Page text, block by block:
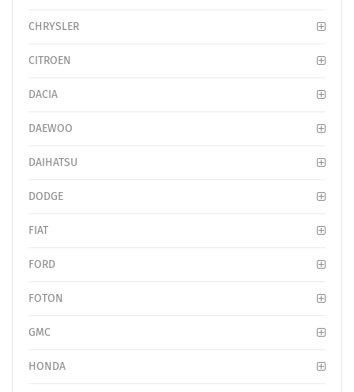
CHRYSLER
CITROEN
DACIA
DAEWOO
DAIHATSU
DODGE
FIAT
FORD
FOTON
GMC
HONDA